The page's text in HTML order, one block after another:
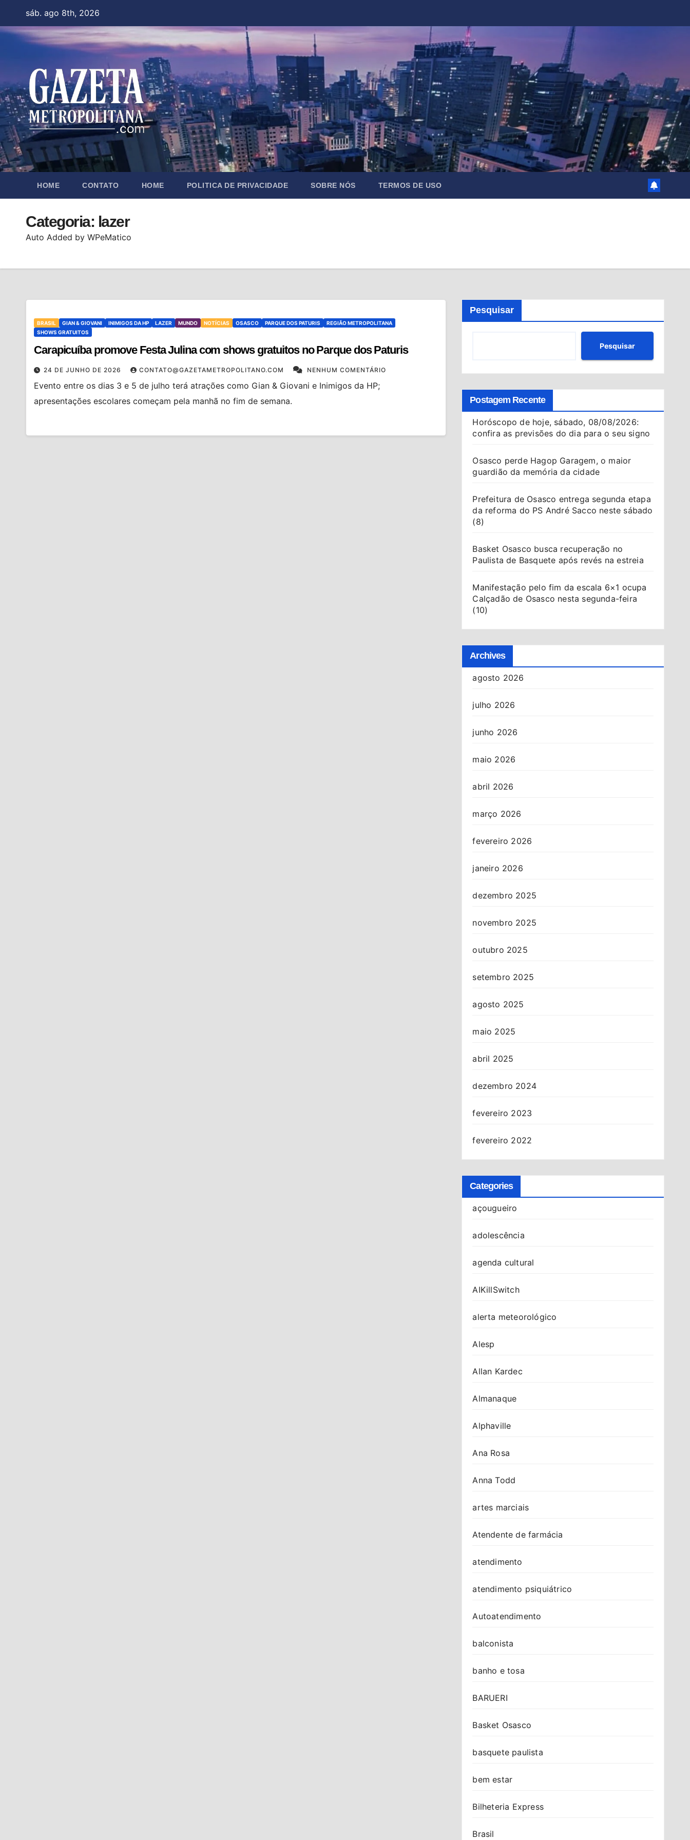
content
sáb. ago 8th, 2026
HOME CONTATO HOME POLITICA DE PRIVACIDADE SOBRE NÓS TERMOS DE USO
Categoria: lazer
Auto Added by WPeMatico
BRASIL GIAN & GIOVANI INIMIGOS DA HP LAZER MUNDO NOTÍCIAS OSASCO PARQUE DOS PATURIS
REGIÃO METROPOLITANA
SHOWS GRATUITOS
Carapicuíba promove Festa Julina com shows gratuitos no Parque dos Paturis
24 DE JUNHO DE 2026 CONTATO@GAZETAMETROPOLITANO.COM NENHUM COMENTÁRIO
Evento entre os dias 3 e 5 de julho terá atrações como Gian & Giovani e Inimigos da HP;
apresentações escolares começam pela manhã no fim de semana.
Pesquisar
Pesquisar
Postagem Recente
Horóscopo de hoje, sábado, 08/08/2026:
confira as previsões do dia para o seu signo
Osasco perde Hagop Garagem, o maior
guardião da memória da cidade
Prefeitura de Osasco entrega segunda etapa
da reforma do PS André Sacco neste sábado
(8)
Basket Osasco busca recuperação no
Paulista de Basquete após revés na estreia
Manifestação pelo fim da escala 6×1 ocupa
Calçadão de Osasco nesta segunda-feira
(10)
Archives
agosto 2026
julho 2026
junho 2026
maio 2026
abril 2026
março 2026
fevereiro 2026
janeiro 2026
dezembro 2025
novembro 2025
outubro 2025
setembro 2025
agosto 2025
maio 2025
abril 2025
dezembro 2024
fevereiro 2023
fevereiro 2022
Categories
açougueiro
adolescência
agenda cultural
AIKillSwitch
alerta meteorológico
Alesp
Allan Kardec
Almanaque
Alphaville
Ana Rosa
Anna Todd
artes marciais
Atendente de farmácia
atendimento
atendimento psiquiátrico
Autoatendimento
balconista
banho e tosa
BARUERI
Basket Osasco
basquete paulista
bem estar
Bilheteria Express
Brasil